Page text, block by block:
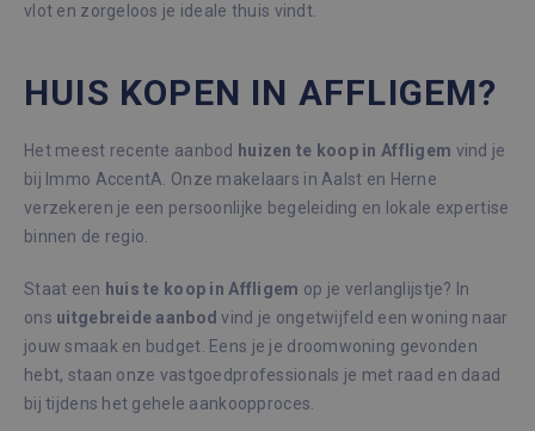
vlot en zorgeloos je ideale thuis vindt.
HUIS KOPEN IN AFFLIGEM?
Het meest recente aanbod huizen te koop in Affligem vind je
bij Immo AccentA. Onze makelaars in Aalst en Herne
verzekeren je een persoonlijke begeleiding en lokale expertise
binnen de regio.
Staat een huis te koop in Affligem op je verlanglijstje? In
ons uitgebreide aanbod vind je ongetwijfeld een woning naar
jouw smaak en budget. Eens je je droomwoning gevonden
hebt, staan onze vastgoedprofessionals je met raad en daad
bij tijdens het gehele aankoopproces.